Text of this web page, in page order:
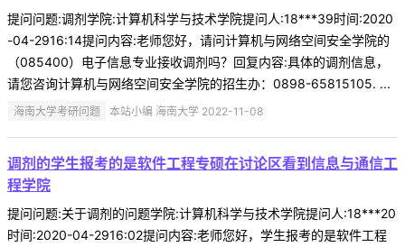
提问问题:调剂学院:计算机科学与技术学院提问人:18***39时间:2020
-04-2916:14提问内容:老师您好，请问计算机与网络空间安全学院的
（085400）电子信息专业接收调剂吗？回复内容:具体的调剂信息，
请您咨询计算机与网络空间安全学院的招生办：0898-65815105. ...
海南大学考研问题 本站小编 海南大学 2022-11-08
调剂的学生报考的是软件工程专硕在讨论区看到信息与通信工
程学院
提问问题:关于调剂的问题学院:计算机科学与技术学院提问人:18***20
时间:2020-04-2916:02提问内容:老师您好，学生报考的是软件工程